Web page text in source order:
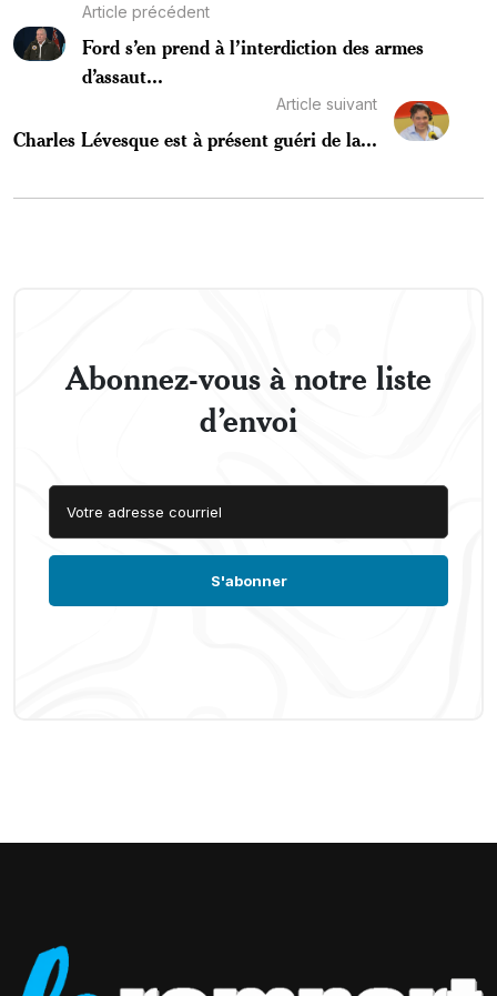
Article précédent
Ford s’en prend à l’interdiction des armes
d’assaut...
Article suivant
Charles Lévesque est à présent guéri de la...
Abonnez-vous à notre liste
d’envoi